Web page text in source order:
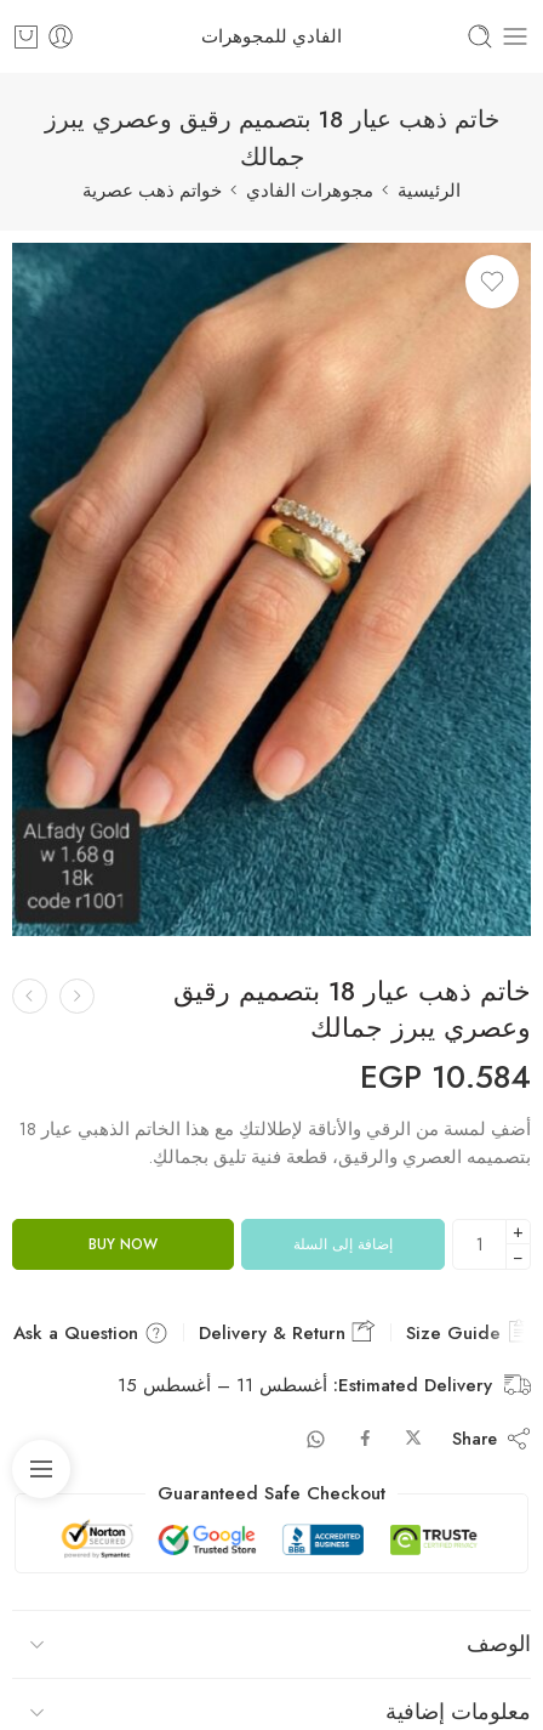
الفادي للمجوهرات
خاتم ذهب عيار 18 بتصميم رقيق وعصري يبرز
جمالك
الرئيسية مجوهرات الفادي خواتم ذهب عصرية
خاتم ذهب عيار 18 بتصميم رقيق
وعصري يبرز جمالك
10.584
EGP
أضفِ لمسة من الرقي والأناقة لإطلالتكِ مع هذا الخاتم الذهبي عيار 18
بتصميمه العصري والرقيق، قطعة فنية تليق بجمالكِ.
+
−
إضافة إلى السلة BUY NOW
Estimated Delivery: أغسطس 11 – أغسطس 15
Guaranteed Safe Checkout
الوصف
معلومات إضافية